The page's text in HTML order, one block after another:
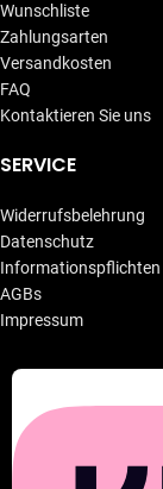
Wunschliste
Zahlungsarten
Versandkosten
FAQ
Kontaktieren Sie uns
SERVICE
Widerrufsbelehrung
Datenschutz
Informationspflichten
AGBs
Impressum